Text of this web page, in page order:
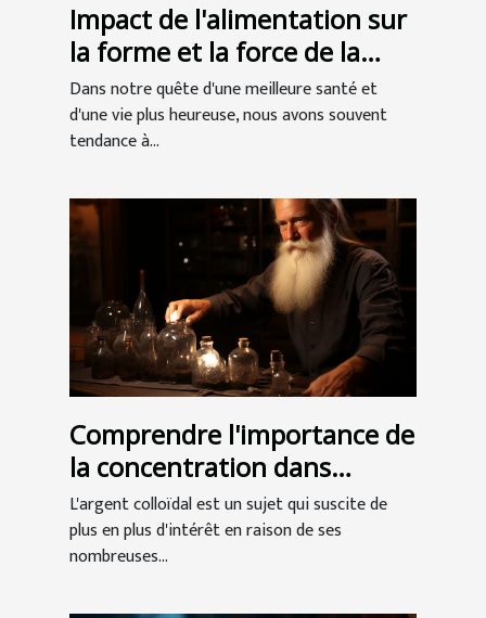
Impact de l'alimentation sur
la forme et la force de la
mâchoire
Dans notre quête d'une meilleure santé et
d'une vie plus heureuse, nous avons souvent
tendance à...
Comprendre l'importance de
la concentration dans
l'argent colloïdal
L'argent colloïdal est un sujet qui suscite de
plus en plus d'intérêt en raison de ses
nombreuses...